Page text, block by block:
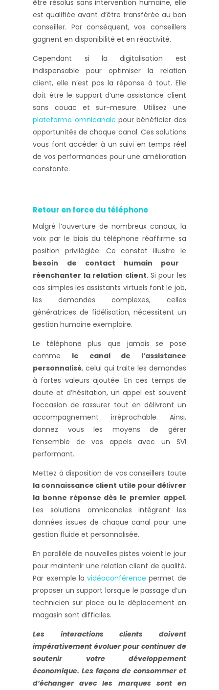
être résolus sans intervention humaine, elle
est qualifiée avant d’être transférée au bon
conseiller. Par conséquent, vos conseillers
gagnent en disponibilité et en réactivité.
Cependant si la digitalisation est
indispensable pour optimiser la relation
client, elle n’est pas la réponse à tout. Elle
doit être le support d’une assistance client
sans couac et sur-mesure. Utilisez une
plateforme omnicanale pour bénéficier des
opportunités de chaque canal. Ces solutions
vous font accéder à un suivi en temps réel
de vos performances pour une amélioration
constante.
Retour en force du téléphone
Malgré l’ouverture de nombreux canaux, la
voix par le biais du téléphone réaffirme sa
position privilégiée. Ce constat illustre le
besoin de contact humain pour
réenchanter la relation client. Si pour les
cas simples les assistants virtuels font le job,
les demandes complexes, celles
génératrices de fidélisation, nécessitent un
gestion humaine exemplaire.
Le téléphone plus que jamais se pose
comme le canal de l’assistance
personnalisé, celui qui traite les demandes
à fortes valeurs ajoutée. En ces temps de
doute et d’hésitation, un appel est souvent
l’occasion de rassurer tout en délivrant un
accompagnement irréprochable. Ainsi,
donnez vous les moyens de gérer
l’ensemble de vos appels avec un SVI
performant.
Mettez à disposition de vos conseillers toute
la connaissance client utile pour délivrer
la bonne réponse dès le premier appel.
Les solutions omnicanales intègrent les
données issues de chaque canal pour une
gestion fluide et personnalisée.
En parallèle de nouvelles pistes voient le jour
pour maintenir une relation client de qualité.
Par exemple la vidéoconférence permet de
proposer un support lorsque le passage d’un
technicien sur place ou le déplacement en
magasin sont difficiles.
Les interactions clients doivent
impérativement évoluer pour continuer de
soutenir votre développement
économique. Les façons de consommer et
d’échanger avec les marques sont en